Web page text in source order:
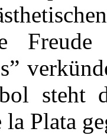
steht
la Plata